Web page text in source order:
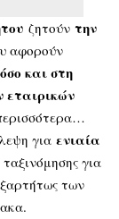
ζητούν την
αφορούν
και στη
εταιρικών
για ενιαία
για
των